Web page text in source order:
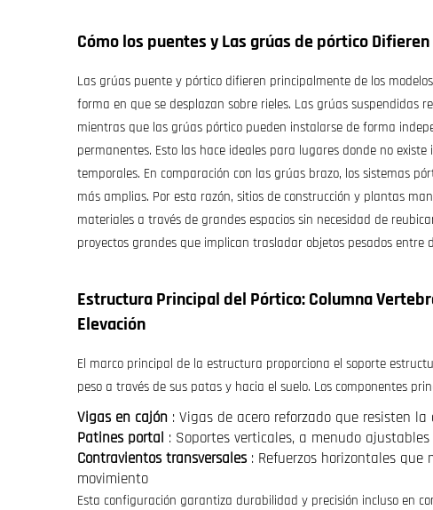
Cómo los puentes yLas grúas de pórtico
Las grúas puente y pórtico difieren principalmente de los
forma en que se desplazan sobre rieles. Las grúas suspendidas
mientras que las grúas pórtico pueden instalarse de forma
permanentes. Esto las hace ideales para lugares donde no
temporales. En comparación con las grúas brazo, los sistemas
más amplias. Por esta razón, sitios de construcción y plantas
materiales a través de grandes espacios sin necesidad de
proyectos grandes que implican trasladar objetos pesados entre
Estructura Principal del Pórtico: Columna
Elevación
El marco principal de la estructura proporciona el soporte
peso a través de sus patas y hacia el suelo. Los componentes
Vigas en cajón : Vigas de acero reforzado que resisten
Patines portal : Soportes verticales, a menudo
Contravientos transversales : Refuerzos horizontales
movimiento
Esta configuración garantiza durabilidad y precisión incluso en